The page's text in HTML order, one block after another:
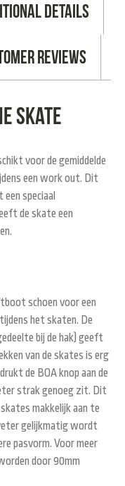
Details
Reviews
Skate
voor de gemiddelde
een work out. Dit
speciaal
de skate een
schoen voor een
het skaten. De
bij de hak) geeft
van de skates is erg
de BOA knop aan de
strak genoeg zit. Dit
makkelijk aan te
gelijkmatig wordt
pasvorm. Voor meer
door 90mm